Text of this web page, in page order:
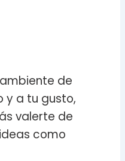
de
y a tu gusto,
valerte de
como